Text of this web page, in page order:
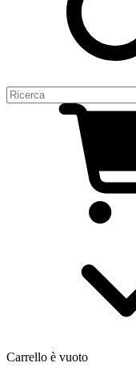
Carrello è vuoto